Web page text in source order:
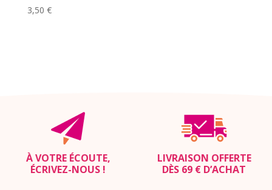
3,50 €
À VOTRE ÉCOUTE,
ÉCRIVEZ-NOUS !
LIVRAISON OFFERTE
DÈS 69 € D’ACHAT